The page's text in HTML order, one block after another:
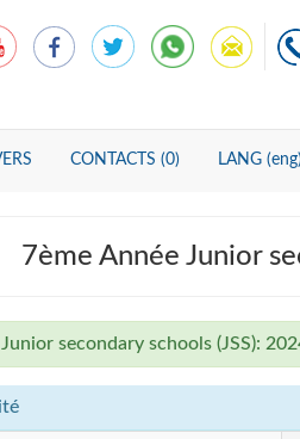
CONTACTS (0) LANG (eng)
Année Junior
secondary schools (JSS):